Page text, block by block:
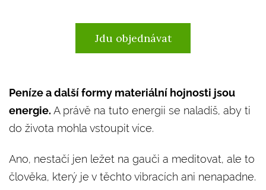
Jdu objednávat
Peníze a další formy materiální hojnosti jsou
energie. A právě na tuto energii se naladíš, aby ti
do života mohla vstoupit více.
Ano, nestačí jen ležet na gauči a meditovat, ale to
člověka, který je v těchto vibracích ani nenapadne.